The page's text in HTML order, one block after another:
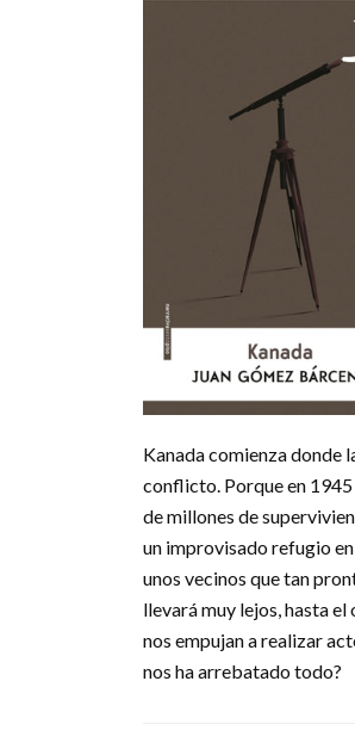
Kanada comienza donde
conflicto. Porque en
de millones de
un improvisado refugio
unos vecinos que tan
llevará muy lejos, hasta
nos empujan a realizar
nos ha arrebatado todo?